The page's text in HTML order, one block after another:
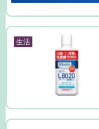
生活